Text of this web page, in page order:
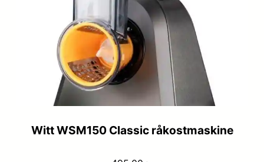
Witt WSM150 Classic råkostmaskine